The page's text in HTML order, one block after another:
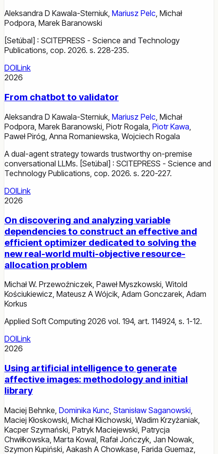
Aleksandra D Kawala-Sterniuk, Mariusz Pelc, Michał
Podpora, Marek Baranowski
[Setúbal] : SCITEPRESS - Science and Technology
Publications, cop. 2026. s. 228-235.
DOILink
2026
From chatbot to validator
Aleksandra D Kawala-Sterniuk Mariusz Pelc Michał
Podpora Marek Baranowski Piotr Rogala Piotr Kawa
Paweł Piróg Anna Romaniewska Wojciech Rogala
A dual-agent strategy towards trustworthy on-premise
conversational LLMs. [Setúbal] : SCITEPRESS - Science and
Technology Publications, cop. 2026. s. 220-227.
DOILink
2026
On discovering and analyzing variable
dependencies to construct an effective and
efficient optimizer dedicated to solving the
new real-world multi-objective resource-
allocation problem
Michał W. Przewoźniczek, Paweł Myszkowski, Witold
Kościukiewicz, Mateusz A Wójcik, Adam Gonczarek, Adam
Korkus
Applied Soft Computing 2026 vol. 194, art. 114924, s. 1-12.
DOILink
2026
Using artificial intelligence to generate
affective images: methodology and initial
library
Maciej Behnke Dominika Kunc Stanisław Saganowski
Maciej Kłoskowski Michał Klichowski Wadim Krzyżaniak
Kacper Szymański Patryk Maciejewski Patrycja
Chwiłkowska Marta Kowal Rafał Jończyk Jan Nowak
Szymon Kupiński Aakash A Chowkase Farida Guemaz